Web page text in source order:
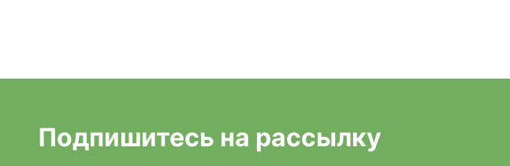
Подпишитесь на рассылку